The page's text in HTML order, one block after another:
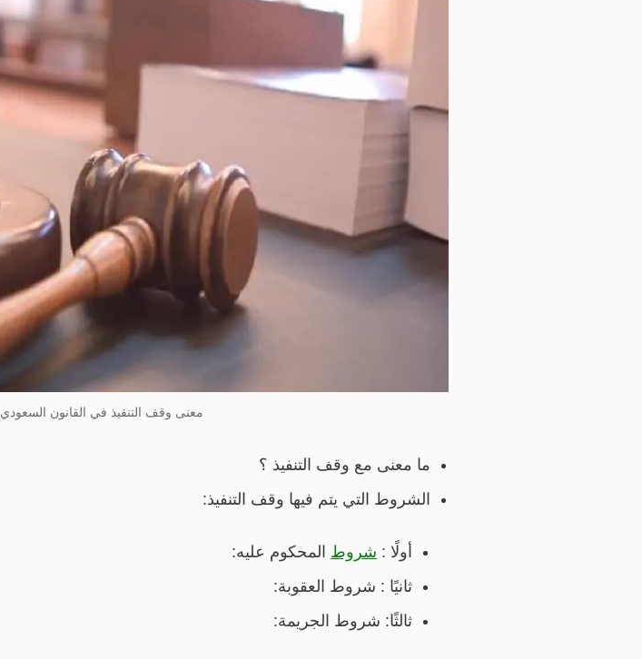
معنى وقف التنفيذ في القانون السعودي
ما معنى مع وقف التنفيذ ؟
الشروط التي يتم فيها وقف التنفيذ:
أولًا : شروط المحكوم عليه:
ثانيًا : شروط العقوبة:
ثالثًا: شروط الجريمة: